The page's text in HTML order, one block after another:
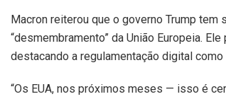
Macron reiterou que o governo Trump tem
“desmembramento” da União Europeia.
destacando a regulamentação digital
“Os EUA, nos próximos meses — isso é